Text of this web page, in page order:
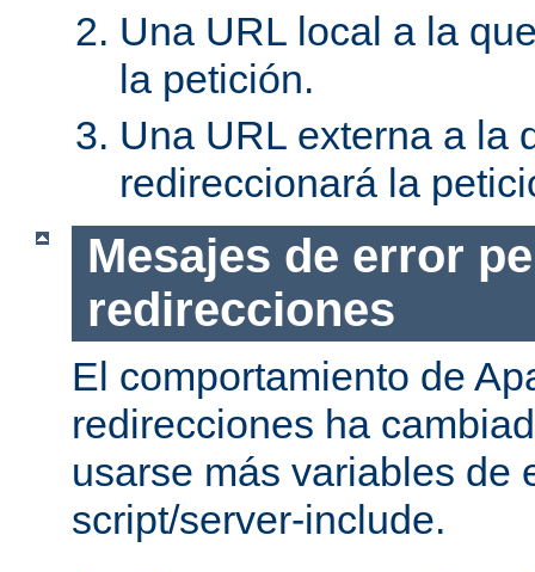
Una URL local a la
la petición.
Una URL externa a la
redireccionará la
Mesajes de error
redirecciones
El comportamiento de
redirecciones ha
usarse más variables de
script/server-include.